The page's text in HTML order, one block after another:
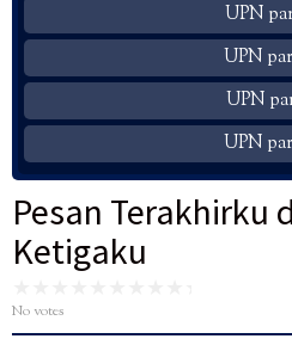
UPN
UPN
UPN
UPN
Pesan Terakhirku
Ketigaku
No votes